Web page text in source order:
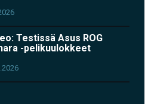
Testissä Asus ROG
-pelikuulokkeet